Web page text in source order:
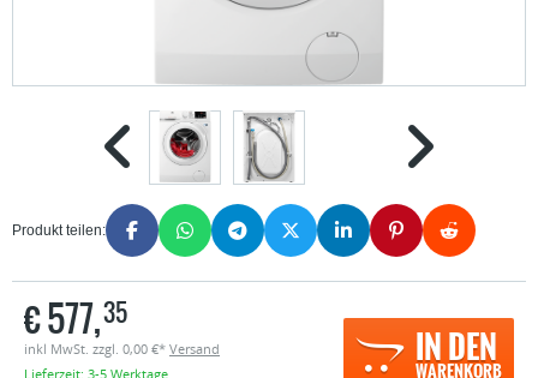
Produkt teilen:
IN DEN
WARENKORB
€577,35
inkl MwSt. zzgl. 0,00 €* Versand
Lieferzeit: 3-5 Werktage